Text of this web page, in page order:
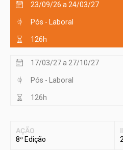
23/09/26 a 24/03/27
Pós - Laboral
126h
17/03/27 a 27/10/27
Pós - Laboral
126h
AÇÃO
8ª Edição